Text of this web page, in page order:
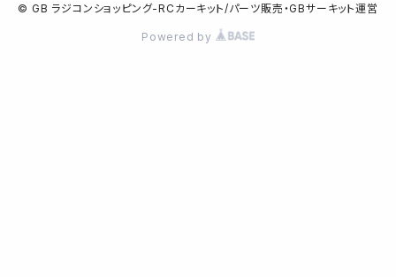
© GB ラジコンショッピング-RCカーキット/パーツ販売・GBサーキット運営
Powered by